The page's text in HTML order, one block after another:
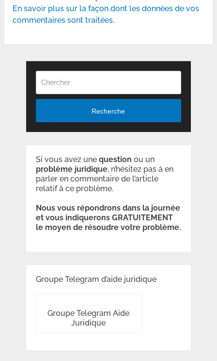
En savoir plus sur la façon dont les données de vos
commentaires sont traitées.
Recherche
Si vous avez une question ou un
problème juridique, n’hésitez pas à en
parler en commentaire de l’article
relatif à ce problème.
Nous vous répondrons dans la journée
et vous indiquerons GRATUITEMENT
le moyen de résoudre votre problème.
Groupe Telegram d’aide juridique
Groupe Telegram Aide
Juridique